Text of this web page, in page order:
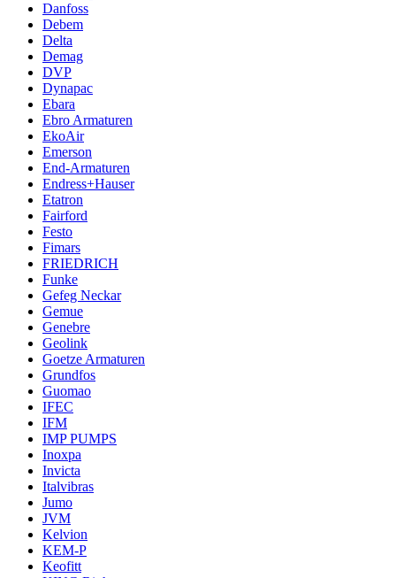
Danfoss
Debem
Delta
Demag
DVP
Dynapac
Ebara
Ebro Armaturen
EkoAir
Emerson
End-Armaturen
Endress+Hauser
Etatron
Fairford
Festo
Fimars
FRIEDRICH
Funke
Gefeg Neckar
Gemue
Genebre
Geolink
Goetze Armaturen
Grundfos
Guomao
IFEC
IFM
IMP PUMPS
Inoxpa
Invicta
Italvibras
Jumo
JVM
Kelvion
KEM-P
Keofitt